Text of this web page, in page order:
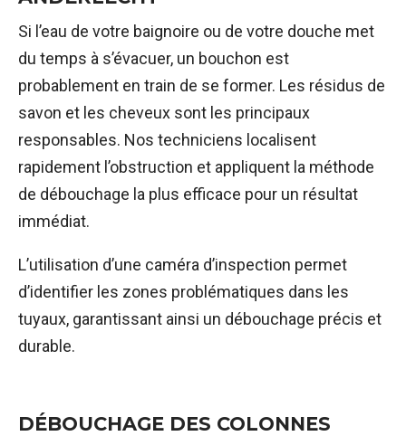
Si l’eau de votre baignoire ou de votre douche met
du temps à s’évacuer, un bouchon est
probablement en train de se former. Les résidus de
savon et les cheveux sont les principaux
responsables. Nos techniciens localisent
rapidement l’obstruction et appliquent la méthode
de débouchage la plus efficace pour un résultat
immédiat.
L’utilisation d’une caméra d’inspection permet
d’identifier les zones problématiques dans les
tuyaux, garantissant ainsi un débouchage précis et
durable.
DÉBOUCHAGE DES COLONNES